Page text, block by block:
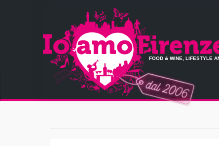
FOOD & WINE, LIFESTYLE